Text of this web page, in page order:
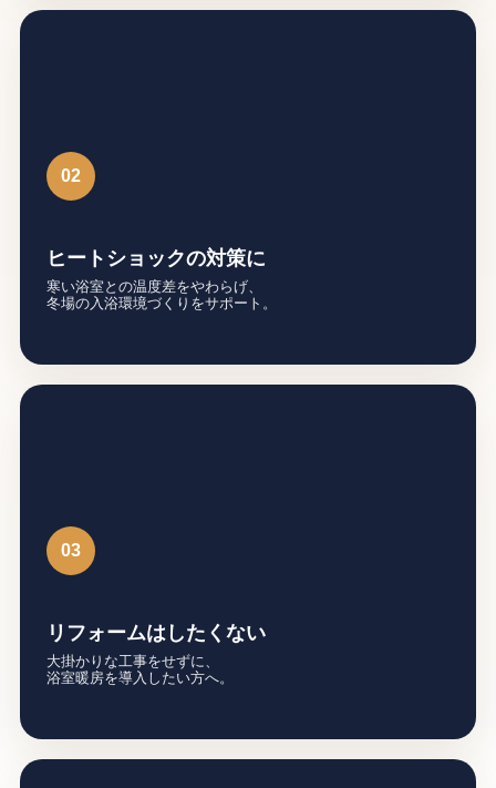
02
ヒートショックの対策に
寒い浴室との温度差をやわらげ、
冬場の入浴環境づくりをサポート。
03
リフォームはしたくない
大掛かりな工事をせずに、
浴室暖房を導入したい方へ。